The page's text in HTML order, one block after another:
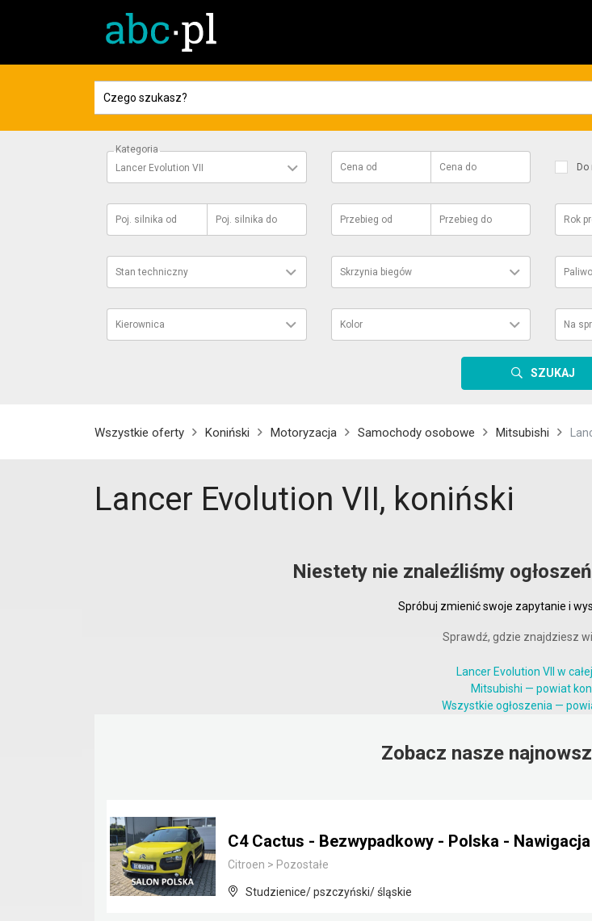
Kategoria
Lancer Evolution VII
Cena od Cena do
Poj. silnika od Poj. silnika do Przebieg od Przebieg do Rok
Stan techniczny Skrzynia biegów Paliwo
Kierownica Kolor Na
SZUKAJ
Wszystkie oferty Koniński Motoryzacja Samochody osobowe Mitsubishi
Lancer Evolution VII, koniński
Niestety nie znaleźliśmy
Spróbuj zmienić swoje zapytanie i
Sprawdź, gdzie znajdziesz
Lancer Evolution VII w
Mitsubishi — powiat
Wszystkie ogłoszenia —
Zobacz nasze
C4 Cactus - Bezwypadkowy - Polska - Nawigacja
Citroen > Pozostałe
Studzienice/ pszczyński/ śląskie